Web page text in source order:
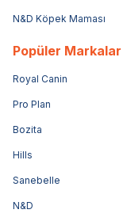
N&D Köpek Maması
Popüler Markalar
Royal Canin
Pro Plan
Bozita
Hills
Sanebelle
N&D